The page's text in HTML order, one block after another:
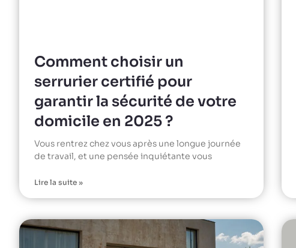
Comment choisir un
serrurier certifié pour
garantir la sécurité de votre
domicile en 2025 ?
Vous rentrez chez vous après une longue journée
de travail, et une pensée inquiétante vous
Lire la suite »